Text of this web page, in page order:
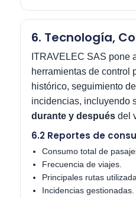
6. Tecnología,
ITRAVELEC SAS pone
herramientas de control
histórico, seguimiento
incidencias, incluyendo
durante y después del
6.2 Reportes de
Consumo total de
Frecuencia de viajes.
Principales rutas
Incidencias gestionadas.